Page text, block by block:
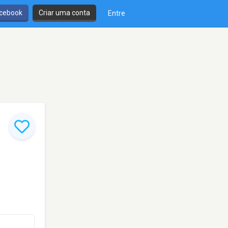
Criar uma conta Entre